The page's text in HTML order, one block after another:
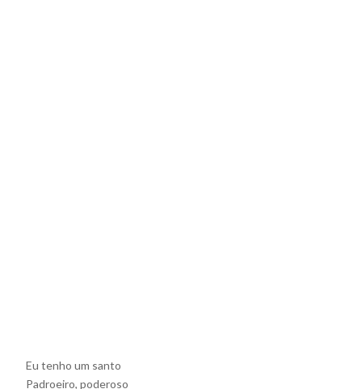
Eu tenho um santo
Padroeiro, poderoso